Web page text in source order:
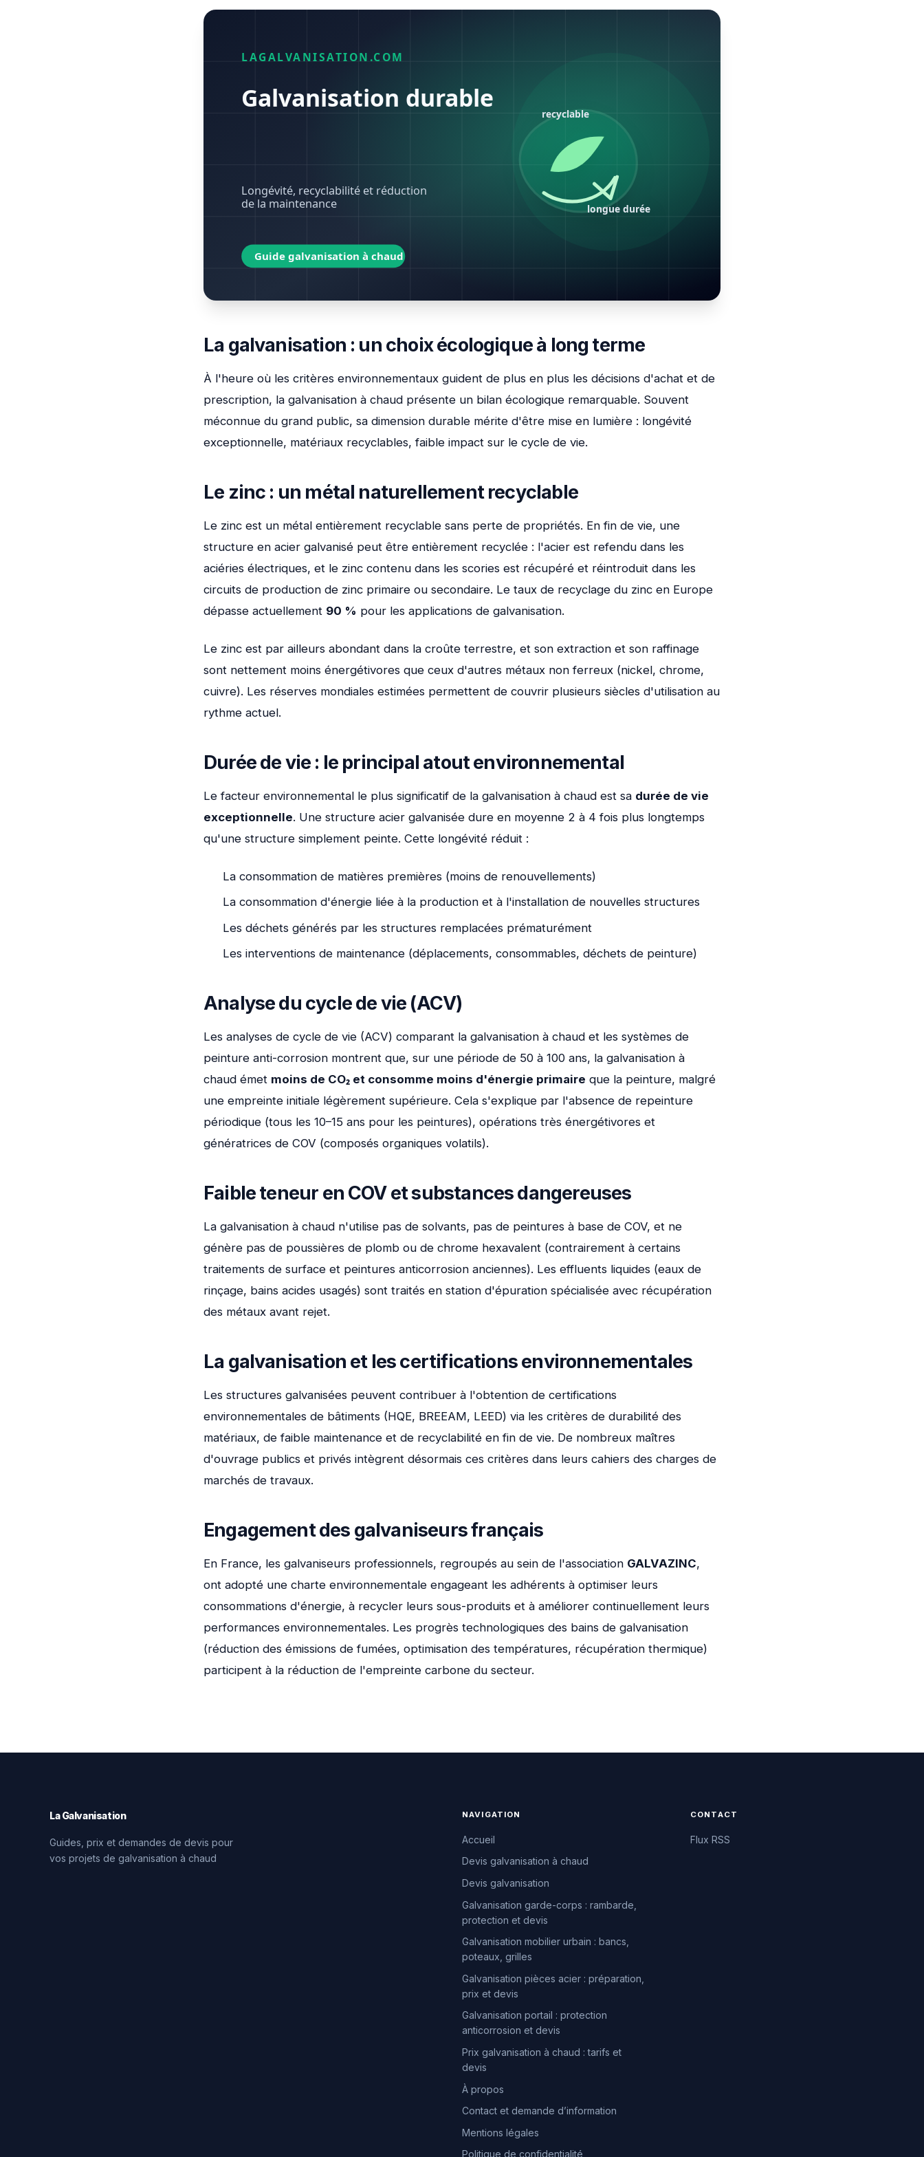
La galvanisation : un choix écologique à long terme
À l'heure où les critères environnementaux guident de plus en plus les décisions d'achat et de
prescription, la galvanisation à chaud présente un bilan écologique remarquable. Souvent
méconnue du grand public, sa dimension durable mérite d'être mise en lumière : longévité
exceptionnelle, matériaux recyclables, faible impact sur le cycle de vie.
Le zinc : un métal naturellement recyclable
Le zinc est un métal entièrement recyclable sans perte de propriétés. En fin de vie, une
structure en acier galvanisé peut être entièrement recyclée : l'acier est refendu dans les
aciéries électriques, et le zinc contenu dans les scories est récupéré et réintroduit dans les
circuits de production de zinc primaire ou secondaire. Le taux de recyclage du zinc en Europe
dépasse actuellement 90 % pour les applications de galvanisation.
Le zinc est par ailleurs abondant dans la croûte terrestre, et son extraction et son raffinage
sont nettement moins énergétivores que ceux d'autres métaux non ferreux (nickel, chrome,
cuivre). Les réserves mondiales estimées permettent de couvrir plusieurs siècles d'utilisation au
rythme actuel.
Durée de vie : le principal atout environnemental
Le facteur environnemental le plus significatif de la galvanisation à chaud est sa durée de vie
exceptionnelle. Une structure acier galvanisée dure en moyenne 2 à 4 fois plus longtemps
qu'une structure simplement peinte. Cette longévité réduit :
La consommation de matières premières (moins de renouvellements)
La consommation d'énergie liée à la production et à l'installation de nouvelles structures
Les déchets générés par les structures remplacées prématurément
Les interventions de maintenance (déplacements, consommables, déchets de peinture)
Analyse du cycle de vie (ACV)
Les analyses de cycle de vie (ACV) comparant la galvanisation à chaud et les systèmes de
peinture anti-corrosion montrent que, sur une période de 50 à 100 ans, la galvanisation à
chaud émet moins de CO₂ et consomme moins d'énergie primaire que la peinture, malgré
une empreinte initiale légèrement supérieure. Cela s'explique par l'absence de repeinture
périodique (tous les 10–15 ans pour les peintures), opérations très énergétivores et
génératrices de COV (composés organiques volatils).
Faible teneur en COV et substances dangereuses
La galvanisation à chaud n'utilise pas de solvants, pas de peintures à base de COV, et ne
génère pas de poussières de plomb ou de chrome hexavalent (contrairement à certains
traitements de surface et peintures anticorrosion anciennes). Les effluents liquides (eaux de
rinçage, bains acides usagés) sont traités en station d'épuration spécialisée avec récupération
des métaux avant rejet.
La galvanisation et les certifications environnementales
Les structures galvanisées peuvent contribuer à l'obtention de certifications
environnementales de bâtiments (HQE, BREEAM, LEED) via les critères de durabilité des
matériaux, de faible maintenance et de recyclabilité en fin de vie. De nombreux maîtres
d'ouvrage publics et privés intègrent désormais ces critères dans leurs cahiers des charges de
marchés de travaux.
Engagement des galvaniseurs français
En France, les galvaniseurs professionnels, regroupés au sein de l'association GALVAZINC,
ont adopté une charte environnementale engageant les adhérents à optimiser leurs
consommations d'énergie, à recycler leurs sous-produits et à améliorer continuellement leurs
performances environnementales. Les progrès technologiques des bains de galvanisation
(réduction des émissions de fumées, optimisation des températures, récupération thermique)
participent à la réduction de l'empreinte carbone du secteur.
La Galvanisation
Guides, prix et demandes de devis pour
vos projets de galvanisation à chaud
NAVIGATION
Accueil
Devis galvanisation à chaud
Devis galvanisation
Galvanisation garde-corps : rambarde,
protection et devis
Galvanisation mobilier urbain : bancs,
poteaux, grilles
Galvanisation pièces acier : préparation,
prix et devis
Galvanisation portail : protection
anticorrosion et devis
Prix galvanisation à chaud : tarifs et
devis
À propos
Contact et demande d’information
Mentions légales
Politique de confidentialité
CONTACT
Flux RSS